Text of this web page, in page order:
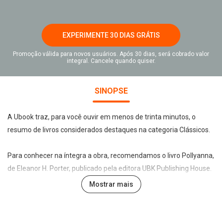
EXPERIMENTE 30 DIAS GRÁTIS
Promoção válida para novos usuários. Após 30 dias, será cobrado valor
integral. Cancele quando quiser.
SINOPSE
A Ubook traz, para você ouvir em menos de trinta minutos, o
resumo de livros considerados destaques na categoria Clássicos.
Para conhecer na íntegra a obra, recomendamos o livro Pollyanna,
de Eleanor H. Porter, publicado pela editora UBK Publishing House.
Mostrar mais